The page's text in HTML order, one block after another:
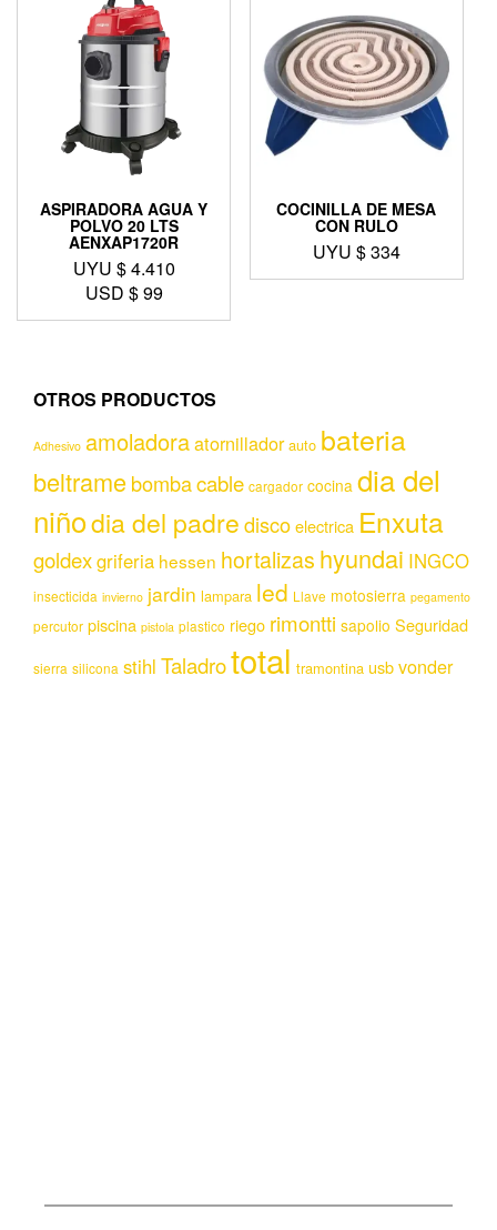
ASPIRADORA AGUA Y
POLVO 20 LTS
AENXAP1720R
UYU $4.410
USD $99
COCINILLA DE MESA
CON RULO
UYU $334
OTROS PRODUCTOS
Adhesivo amoladoraatornillador auto bateria
beltramebombacable cargador cocina dia del
niñodia del padrediscoelectrica Enxuta
goldexgriferia hessen hortalizas hyundai INGCO
insecticida invierno jardin lampara led Llave motosierra pegamento
percutor piscina pistola plastico riego rimontti sapolio Seguridad
sierra silicona stihl Taladrototal tramontina usbvonder